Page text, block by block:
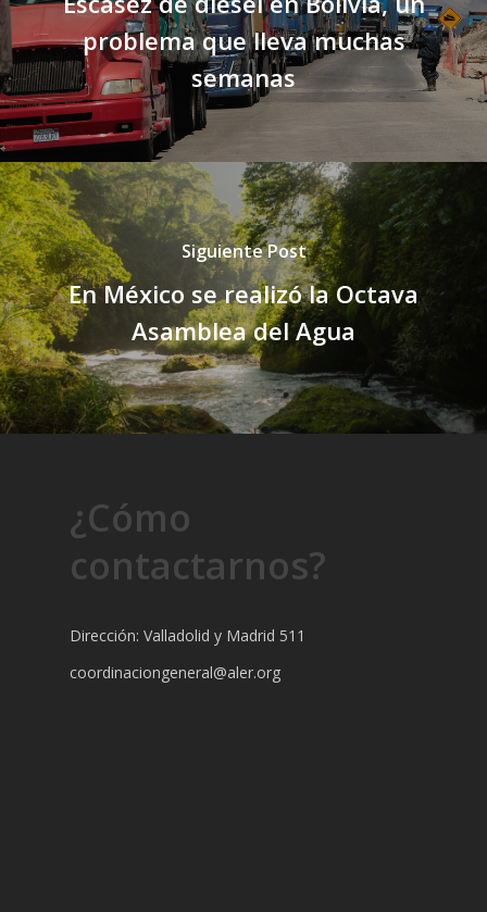
problema que lleva muchas
semanas
Siguiente Post
En México se realizó la Octava
Asamblea del Agua
¿Cómo
contactarnos?
Dirección: Valladolid y Madrid 511
coordinaciongeneral@aler.org